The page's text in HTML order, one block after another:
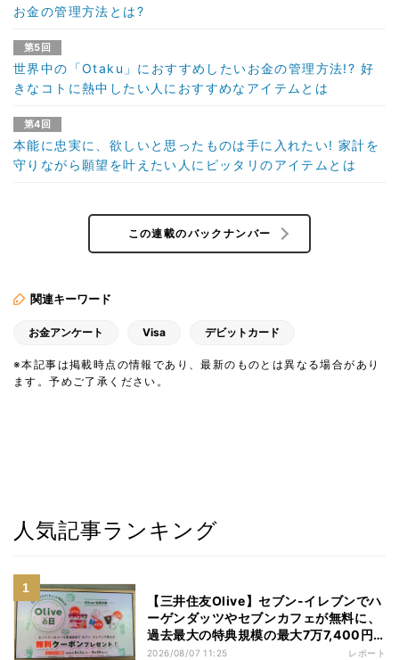
お金の管理方法とは?
第5回
世界中の「Otaku」におすすめしたいお金の管理方法!? 好
きなコトに熱中したい人におすすめなアイテムとは
第4回
本能に忠実に、欲しいと思ったものは手に入れたい! 家計を
守りながら願望を叶えたい人にピッタリのアイテムとは
この連載のバックナンバー
関連キーワード
お金アンケート Visa デビットカード
※本記事は掲載時点の情報であり、最新のものとは異なる場合があり
ます。予めご了承ください。
人気記事ランキング
【三井住友Olive】セブン-イレブンでハ
ーゲンダッツやセブンカフェが無料に、
過去最大の特典規模の最大7万7,400円
相当がもらえるキャンペーンも - 夏休み
2026/08/07 11:25 レポート